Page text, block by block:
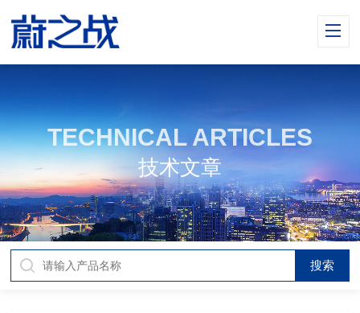
TECHNICAL ARTICLES
技术文章